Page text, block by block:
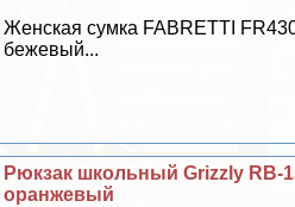
Женская сумка FABRETTI
бежевый...
Рюкзак школьный Grizzly RB-
оранжевый